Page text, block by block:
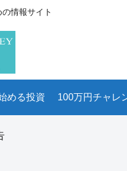
情報サイト
める投資 100万円チャレ